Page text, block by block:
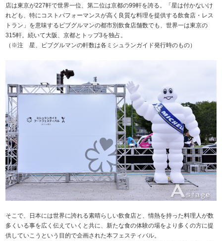
店は東京が227軒で世界一位、第二位は京都の99軒を誇る。「星は付かないけ
れども、特にコストパフォーマンスが高く良質な料理を提供する飲食店・レス
トラン」を意味するビブグルマンの都市別飲食店舗数でも、世界一は東京の
315軒。続いて大阪、京都とトップ3を独占。
（※注 星、ビブグルマンの軒数は各ミシュランガイド発行時のもの）
そこで、日本には世界に誇れる素晴らしい飲食店と、情熱を持った料理人が数
多くいる事を広く伝えていくと共に、新たな食の体験の場をより多くの方に提
供していこうという目的で企画された本フェスティバル。